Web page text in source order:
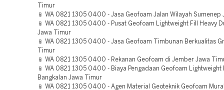
Timur
📱 WA 0821 1305 0400 - Jasa Geofoam Jalan Wilayah Sumenep
📱 WA 0821 1305 0400 - Pusat Geofoam Lightweight Fill Heavy
Jawa Timur
📱 WA 0821 1305 0400 - Jasa Geofoam Timbunan Berkualitas
Timur
📱 WA 0821 1305 0400 - Rekanan Geofoam di Jember Jawa
📱 WA 0821 1305 0400 - Biaya Pengadaan Geofoam Lightweight
Bangkalan Jawa Timur
📱 WA 0821 1305 0400 - Agen Material Geoteknik Geofoam